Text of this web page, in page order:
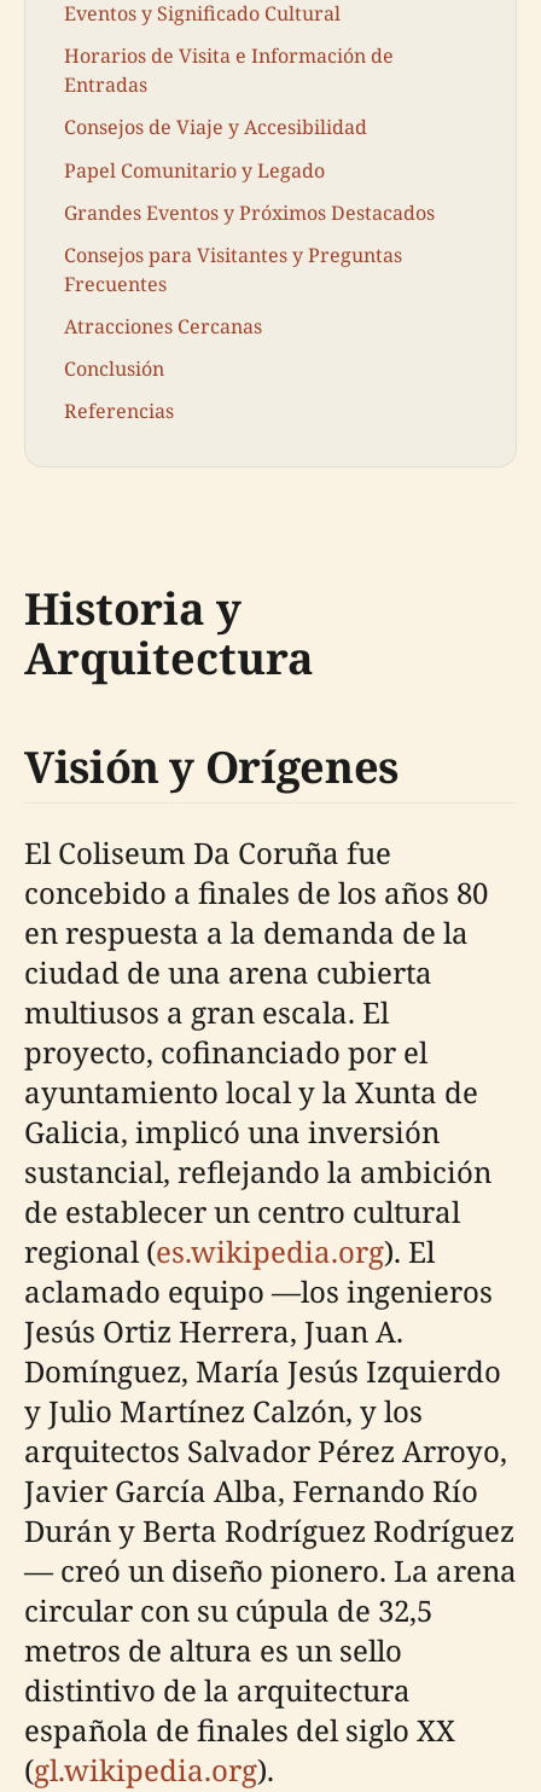
Eventos y Significado Cultural
Horarios de Visita e Información de
Entradas
Consejos de Viaje y Accesibilidad
Papel Comunitario y Legado
Grandes Eventos y Próximos Destacados
Consejos para Visitantes y Preguntas
Frecuentes
Atracciones Cercanas
Conclusión
Referencias
Historia y
Arquitectura
Visión y Orígenes
El Coliseum Da Coruña fue
concebido a finales de los años 80
en respuesta a la demanda de la
ciudad de una arena cubierta
multiusos a gran escala. El
proyecto, cofinanciado por el
ayuntamiento local y la Xunta de
Galicia, implicó una inversión
sustancial, reflejando la ambición
de establecer un centro cultural
regional (es.wikipedia.org). El
aclamado equipo —los ingenieros
Jesús Ortiz Herrera, Juan A.
Domínguez, María Jesús Izquierdo
y Julio Martínez Calzón, y los
arquitectos Salvador Pérez Arroyo,
Javier García Alba, Fernando Río
Durán y Berta Rodríguez Rodríguez
— creó un diseño pionero. La arena
circular con su cúpula de 32,5
metros de altura es un sello
distintivo de la arquitectura
española de finales del siglo XX
(gl.wikipedia.org).